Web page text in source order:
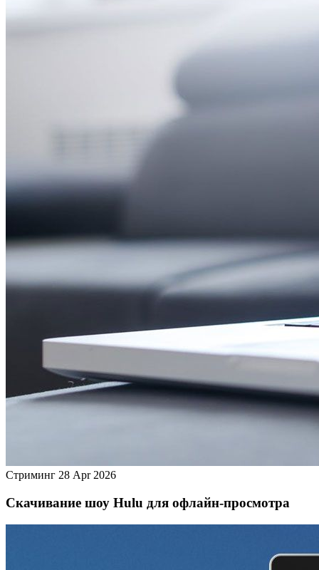
Стриминг 28 Apr 2026
Скачивание шоу Hulu для офлайн‑просмотра